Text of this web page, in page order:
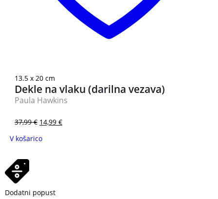
13.5 x 20 cm
Dekle na vlaku (darilna vezava)
Paula Hawkins
37,99€ 14,99 €
V košarico
Dodatni popust